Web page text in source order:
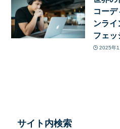
コー
ンライ
フェッ
2025年1
サイト内検索